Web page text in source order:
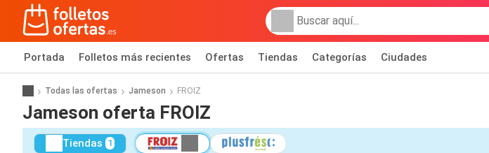
Portada Folletos más recientes Ofertas Tiendas Categorías Ciudades
Todas las ofertas Jameson FROIZ
Jameson oferta FROIZ
Tiendas 1